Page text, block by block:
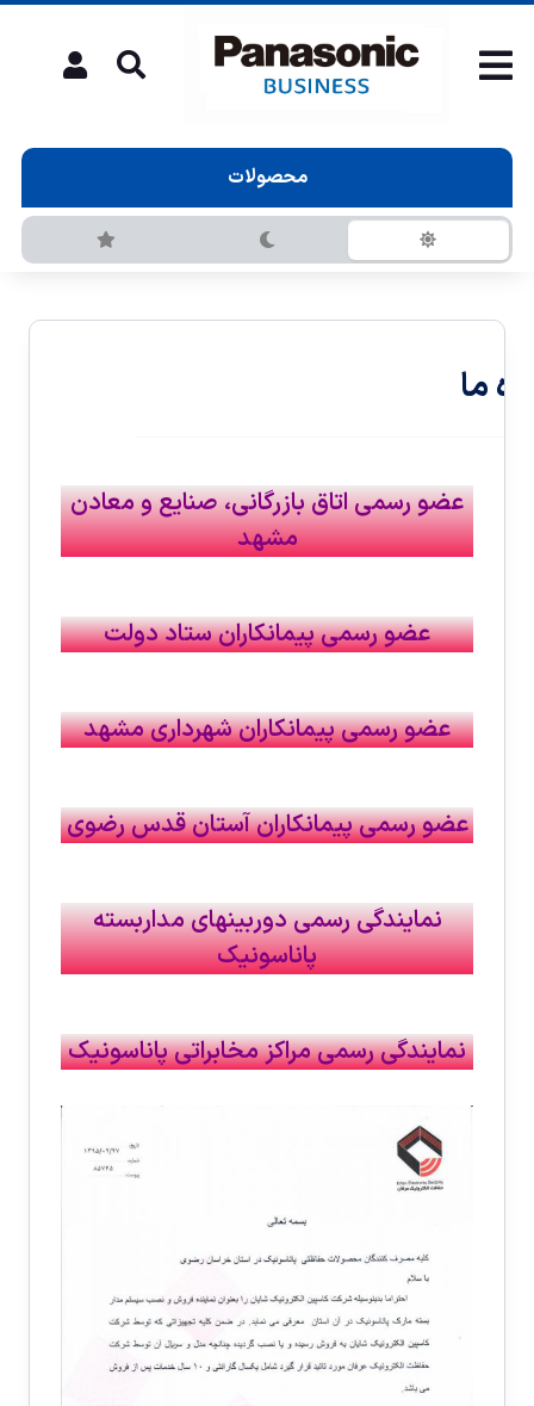
محصولات
درباره ما
عضو رسمی اتاق بازرگانی، صنايع و معادن
مشهد
عضو رسمی پيمانكاران ستاد دولت
عضو رسمی پيمانكاران شهرداری مشهد
عضو رسمی پيمانكاران آستان قدس رضوی
نمايندگی رسمی دوربينهای مداربسته
پاناسونيک
نمايندگی رسمی مراكز مخابراتی پاناسونيک